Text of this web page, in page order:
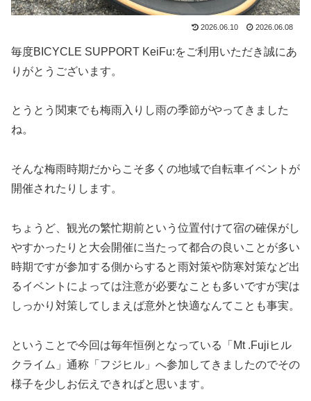
2026.06.10 2026.06.08
毎度BICYCLE SUPPORT KeiFu:をご利用いただき誠にあ
りがとうございます。
とうとう関東でも梅雨入りし雨の季節がやってきました
ね。
そんな梅雨時期だからこそ多くの地域で自転車イベントが
開催されたりします。
ちょうど、観光の繁忙期前という位置付けて宿の確保がし
やすかったりと大会開催に当たって都合の良いことが多い
時期ですが参加する側からすると雨対策や防寒対策など出
るイベントによっては注意が必要なことも多いですが実は
しっかり対策してしまえば意外と快適なんてことも事実。
ということで今回は毎年恒例となっている「Mt .Fujiヒル
クライム」通称「フジヒル」へ参加してきましたのでその
様子を少しお伝えできればと思います。